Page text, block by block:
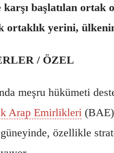
karşı başlatılan
ortaklık yerini,
/ ÖZEL
meşru hükümeti
Arap Emirlikleri
özellikle